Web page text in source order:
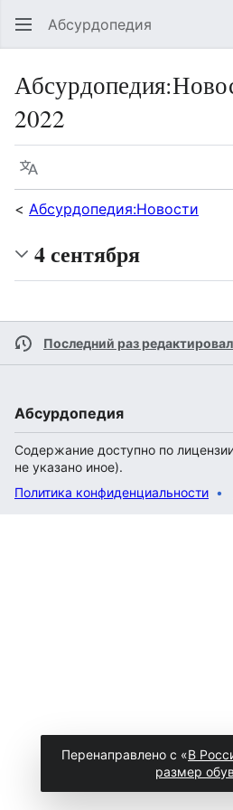
Абсурдопедия
Абсурдопедия:
2022
Язык
< Абсурдопедия:Новости
4 сентября
Последний раз
Абсурдопедия
Содержание доступно по
не указано иное).
Политика конфиденциальности
Перенаправлено с «В
размер